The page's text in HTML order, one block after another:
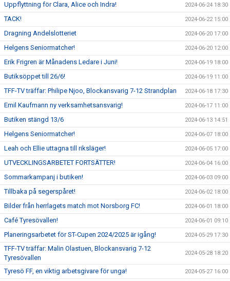
Uppflyttning för Clara, Alice och Indra! 2024-06-24 18:30
TACK! 2024-06-22 15:00
Dragning Andelslotteriet 2024-06-20 17:00
Helgens Seniormatcher! 2024-06-20 12:00
Erik Frigren är Månadens Ledare i Juni! 2024-06-19 18:00
Butiksöppet till 26/6! 2024-06-19 11:00
TFF-TV träffar: Philipe Njoo, Blockansvarig 7-12 Strandplan 2024-06-18 17:30
Emil Kaufmann ny verksamhetsansvarig! 2024-06-17 11:00
Butiken stängd 13/6 2024-06-13 14:51
Helgens Seniormatcher! 2024-06-07 18:00
Leah och Ellie uttagna till riksläger! 2024-06-05 17:00
UTVECKLINGSARBETET FORTSÄTTER! 2024-06-04 16:00
Sommarkampanj i butiken! 2024-06-03 09:00
Tillbaka på segerspåret! 2024-06-02 18:00
Bilder från herrlagets match mot Norsborg FC! 2024-06-01 18:00
Café Tyresövallen! 2024-06-01 09:10
Planeringsarbetet för ST-Cupen 2024/2025 är igång! 2024-05-29 17:30
TFF-TV träffar: Malin Olastuen, Blockansvarig 7-12
Tyresövallen
2024-05-28 18:20
Tyresö FF, en viktig arbetsgivare för unga! 2024-05-27 16:00